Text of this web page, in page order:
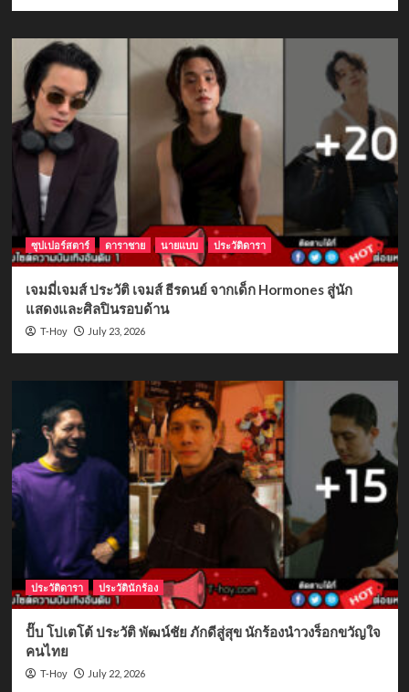
ซุปเปอร์สตาร์ ดาราชาย นายแบบ ประวัติดารา
เจมมี่เจมส์ ประวัติ เจมส์ ธีรดนย์ จากเด็ก Hormones สู่นัก
แสดงและศิลปินรอบด้าน
T-Hoy July 23, 2026
ประวัติดารา ประวัตินักร้อง
ปั๊บ โปเตโต้ ประวัติ พัฒน์ชัย ภักดีสู่สุข นักร้องนำวงร็อกขวัญใจ
คนไทย
T-Hoy July 22, 2026